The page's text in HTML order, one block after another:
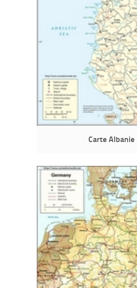
Carte Albanie